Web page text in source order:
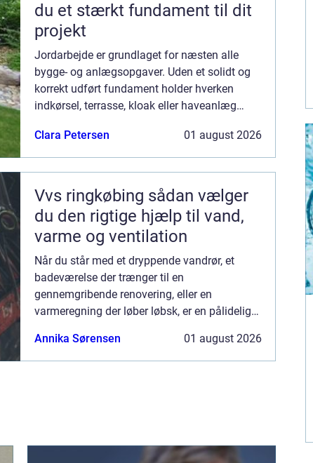
du et stærkt fundament til dit
projekt
Jordarbejde er grundlaget for næsten alle
bygge- og anlægsopgaver. Uden et solidt og
korrekt udført fundament holder hverken
indkørsel, terrasse, kloak eller haveanlæg
Skjern, handler det ofte om at finde ...
Clara Petersen 01 august 2026
Vvs ringkøbing sådan vælger
du den rigtige hjælp til vand,
varme og ventilation
Når du står med et dryppende vandrør, et
badeværelse der trænger til en
gennemgribende renovering, eller en
varmeregning der løber løbsk, er en pålidelig
omegn spiller VVS-firmaerne en central rolle
for både...
Annika Sørensen 01 august 2026